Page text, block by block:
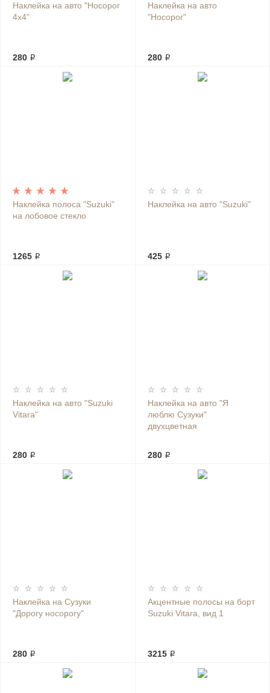
Наклейка на авто "Носорог
4х4"
280 ₽
Наклейка на авто
"Носорог"
280 ₽
Наклейка полоса "Suzuki"
на лобовое стекло
1265 ₽
Наклейка на авто "Suzuki"
425 ₽
Наклейка на авто "Suzuki
Vitara"
280 ₽
Наклейка на авто "Я
люблю Сузуки"
двухцветная
280 ₽
Наклейка на Сузуки
"Дорогу носорогу"
280 ₽
Акцентные полосы на борт
Suzuki Vitara, вид 1
3215 ₽